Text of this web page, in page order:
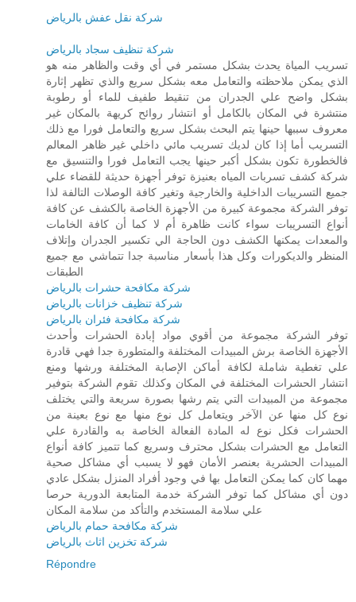
شركة نقل عفش بالرياض
شركة تنظيف سجاد بالرياض
تسريب المياة يحدث بشكل مستمر في أي وقت والظاهر منه هو
الذي يمكن ملاحظته والتعامل معه بشكل سريع والذي تظهر إثارة
بشكل واضح علي الجدران من تنقيط طفيف للماء أو رطوبة
منتشرة في المكان بالكامل أو انتشار روائح كريهة بالمكان غير
معروف سببها حينها يتم البحث بشكل سريع والتعامل فورا مع ذلك
التسريب أما إذا كان لديك تسريب مائي داخلي غير ظاهر المعالم
فالخطورة تكون بشكل أكبر حينها يجب التعامل فورا والتنسيق مع
شركة كشف تسربات المياه بعنيزة توفر أجهزة حديثة للقضاء علي
جميع التسريبات الداخلية والخارجية وتغير كافة الوصلات التالفة لذا
توفر الشركة مجموعة كبيرة من الأجهزة الخاصة بالكشف عن كافة
أنواع التسريبات سواء كانت ظاهرة أم لا كما أن كافة الخامات
والمعدات يمكنها الكشف دون الحاجة الي تكسير الجدران وإتلاف
المنظر والديكورات وكل هذا بأسعار مناسبة جدا تتماشي مع جميع
الطبقات
شركة مكافحة حشرات بالرياض
شركة تنظيف خزانات بالرياض
شركة مكافحة فئران بالرياض
توفر الشركة مجموعة من أقوي مواد إبادة الحشرات وأحدث
الأجهزة الخاصة برش المبيدات المختلفة والمتطورة جدا فهي قادرة
علي تغطية شاملة لكافة أماكن الإصابة المختلفة ورشها ومنع
انتشار الحشرات المختلفة في المكان وكذلك تقوم الشركة بتوفير
مجموعة من المبيدات التي يتم رشها بصورة سريعة والتي يختلف
نوع كل منها عن الآخر ويتعامل كل نوع منها مع نوع بعينة من
الحشرات فكل نوع له المادة الفعالة الخاصة به والقادرة علي
التعامل مع الحشرات بشكل محترف وسريع كما تتميز كافة أنواع
المبيدات الحشرية بعنصر الأمان فهو لا يسبب أي مشاكل صحية
مهما كان كما يمكن التعامل بها في وجود أفراد المنزل بشكل عادي
دون أي مشاكل كما توفر الشركة خدمة المتابعة الدورية حرصا
علي سلامة المستخدم والتأكد من سلامة المكان
شركة مكافحة حمام بالرياض
شركة تخزين اثاث بالرياض
Répondre